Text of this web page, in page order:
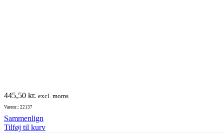
445,50 kr. excl. moms
Varenr.: 22137
Sammenlign
Tilføj til kurv